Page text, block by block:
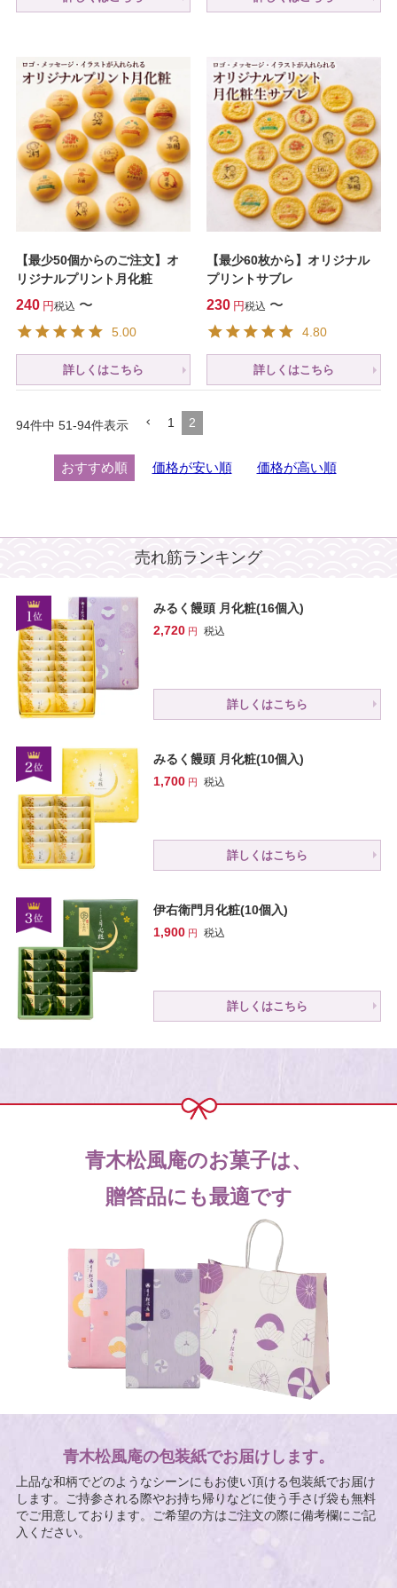
【最少50個からのご注文】オ
リジナルプリント月化粧
240 税込 〜
5.00
詳しくはこちら
【最少60枚から】オリジナル
プリントサブレ
230 税込 〜
4.80
詳しくはこちら
おすすめ順 価格が安い順 価格が高い順
94件中 51-94件表示 1 2
売れ筋ランキング
みるく饅頭 月化粧(16個入)
2,720
税込
詳しくはこちら
みるく饅頭 月化粧(10個入)
1,700
税込
詳しくはこちら
伊右衛門月化粧(10個入)
1,900
税込
詳しくはこちら
青木松風庵のお菓子は、
贈答品にも最適です
青木松風庵の包装紙でお届けします。
上品な和柄でどのようなシーンにもお使い頂ける包装紙でお届け
します。ご持参される際やお持ち帰りなどに使う手さげ袋も無料
でご用意しております。ご希望の方はご注文の際に備考欄にご記
入ください。